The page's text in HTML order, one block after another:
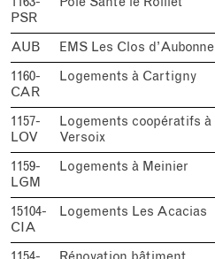
PSR
AUB EMS Les Clos d’Aubonne
1160-
CAR
Logements à Cartigny
1157-
LOV
Logements coopératifs à
Versoix
1159-
LGM
Logements à Meinier
15104-
CIA
Logements Les Acacias
1154-
Rénovation bâtiment